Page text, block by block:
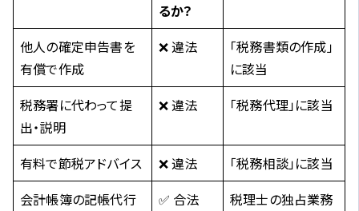
るか？
他人の確定申告書を
有償で作成
❌ 違法
「税務書類の作成」
に該当
税務署に代わって提
出・説明
❌ 違法 「税務代理」に該当
有料で節税アドバイス ❌ 違法
「税務相談」に該当
会計帳簿の記帳代行
✅ 合法
税理士の独占業務